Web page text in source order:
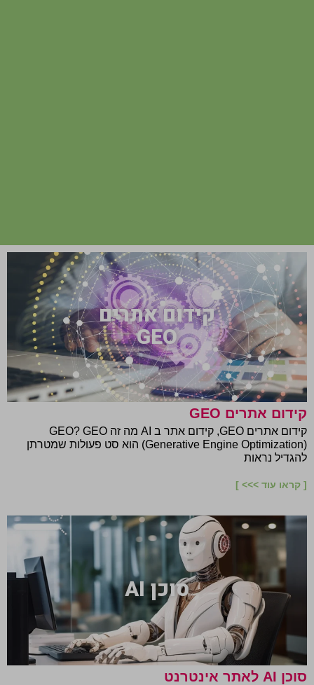
קידום אתרים
GEO
קידום אתרים GEO
קידום אתרים GEO, קידום אתר ב AI מה זה GEO? GEO
(Generative Engine Optimization) הוא סט פעולות שמטרתן
להגדיל נראות
[ קראו עוד >>> ]
סוכן AI
סוכן AI לאתר אינטרנט